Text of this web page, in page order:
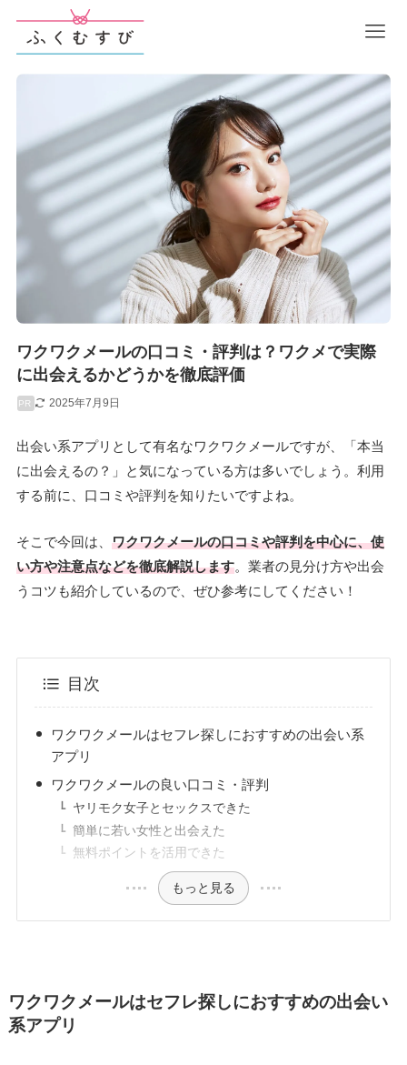
ワクワクメールの口コミ・評判は？ワクメで実際
に出会えるかどうかを徹底評価
PR 2025年7月9日
出会い系アプリとして有名なワクワクメールですが、「本当
に出会えるの？」と気になっている方は多いでしょう。利用
する前に、口コミや評判を知りたいですよね。
そこで今回は、 ワクワクメールの口コミや評判を中心に、使
い方や注意点などを徹底解説します。業者の見分け方や出会
うコツも紹介しているので、ぜひ参考にしてください！
目次
ワクワクメールはセフレ探しにおすすめの出会い系
アプリ
ワクワクメールの良い口コミ・評判
ヤリモク女子とセックスできた
簡単に若い女性と出会えた
無料ポイントを活用できた
もっと見る
ワクワクメールはセフレ探しにおすすめの出会い
系アプリ